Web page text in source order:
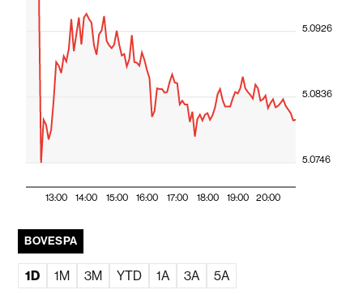
13:00 14:00 15:00 16:00 17:00 18:00 19:00 20:00
5.0746
5.0836
5.0926
BOVESPA
1D 1M 3M YTD 1A 3A 5A